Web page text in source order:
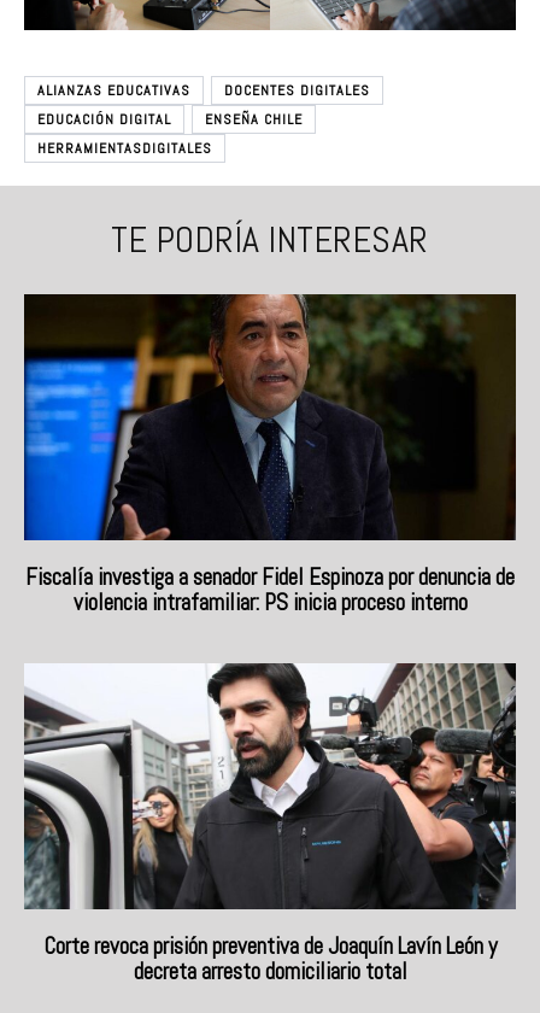
ALIANZAS EDUCATIVAS
DOCENTES DIGITALES
EDUCACIÓN DIGITAL
ENSEÑA CHILE
HERRAMIENTASDIGITALES
TE PODRÍA INTERESAR
Fiscalía investiga a senador Fidel Espinoza por denuncia de
violencia intrafamiliar: PS inicia proceso interno
Corte revoca prisión preventiva de Joaquín Lavín León y
decreta arresto domiciliario total